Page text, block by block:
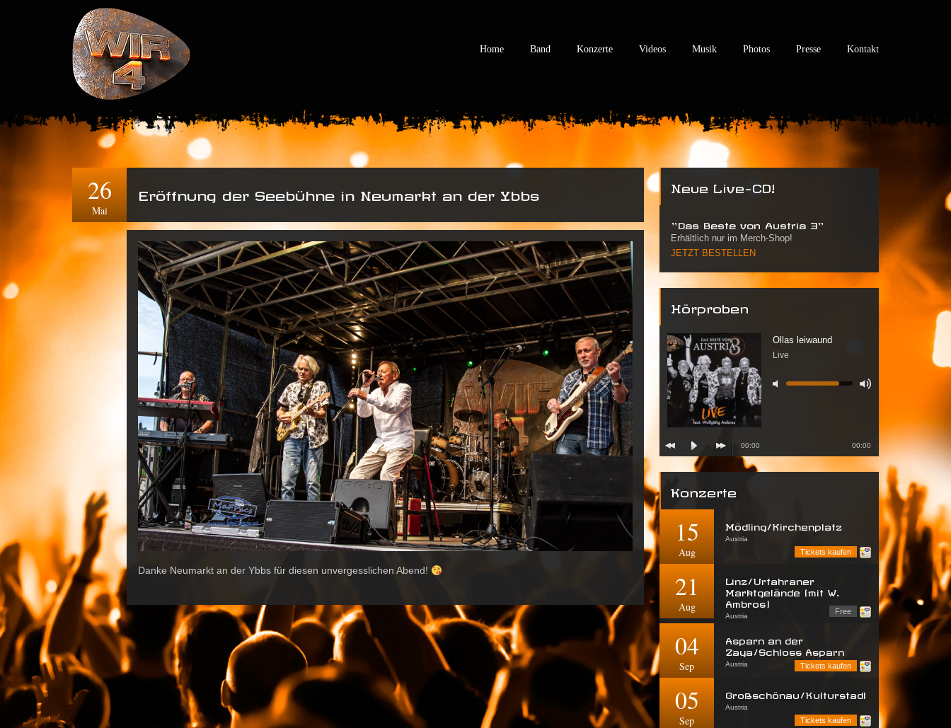
Home Band Konzerte Videos Musik Photos Presse Kontakt
26
Mai
Eröffnung der Seebühne in Neumarkt an der Ybbs
Danke Neumarkt an der Ybbs für diesen unvergesslichen Abend!
Neue Live-CD!
"Das Beste von Austria 3"
Erhältlich nur im Merch-Shop!
JETZT BESTELLEN
Hörproben
Ollas leiwaund
Live
00:00 00:00
Konzerte
15
Aug
Mödling/Kirchenplatz
Austria
Tickets kaufen
21
Aug
Linz/Urfahraner
Marktgelände (mit W.
Ambros)
Austria
Free
04
Sep
Asparn an der
Zaya/Schloss Asparn
Austria
Tickets kaufen
05
Sep
Großschönau/Kulturstadl
Austria
Tickets kaufen